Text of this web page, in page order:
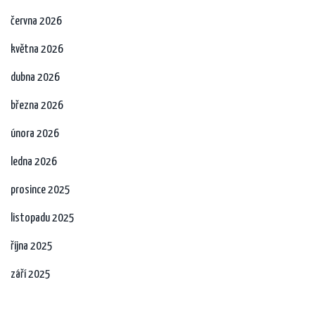
června 2026
května 2026
dubna 2026
března 2026
února 2026
ledna 2026
prosince 2025
listopadu 2025
října 2025
září 2025